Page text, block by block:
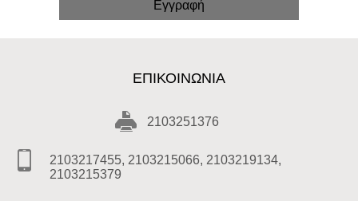
ΕΠΙΚΟΙΝΩΝΊΑ
2103251376
2103217455, 2103215066, 2103219134,
2103215379